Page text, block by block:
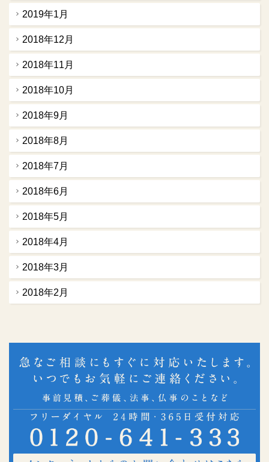
2019年1月
2018年12月
2018年11月
2018年10月
2018年9月
2018年8月
2018年7月
2018年6月
2018年5月
2018年4月
2018年3月
2018年2月